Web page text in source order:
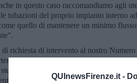
QUInewsFirenze.it -
in questo caso raccomandiamo agli
tubazioni del proprio impianto interno
quello di mantenere un minimo
richiesta di intervento al nostro
consigliato farlo comunicando la
contatore). Questa informazione,
e quindi di ripristino del servizio".